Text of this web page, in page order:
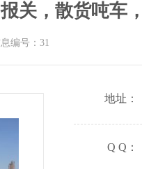
关，散货吨车
编号：31
地址：
Q Q：